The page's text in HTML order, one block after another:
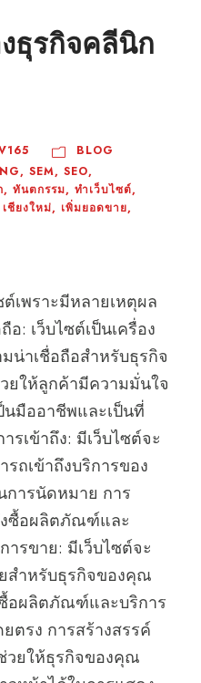
ธุรกิจคลีนิก
BLOG
, SEM, SEO,
, ทันตกรรม, ทำเว็บไซต์,
เชียงใหม่, เพิ่มยอดขาย,
เพราะมีหลายเหตุผล
: เว็บไซต์เป็นเครื่อง
น่าเชื่อถือสำหรับธุรกิจ
ยให้ลูกค้ามีความมั่นใจ
มืออาชีพและเป็นที่
รเข้าถึง: มีเว็บไซต์จะ
ถเข้าถึงบริการของ
การนัดหมาย การ
ซื้อผลิตภัณฑ์และ
ารขาย: มีเว็บไซต์จะ
สำหรับธุรกิจของคุณ
อผลิตภัณฑ์และบริการ
ตรง การสร้างสรรค์
วยให้ธุรกิจของคุณ